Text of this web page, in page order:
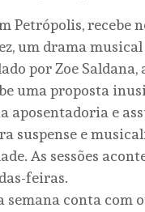
Petrópolis, recebe
um drama
por Zoe
uma proposta
aposentadoria e
suspense e
As sessões
feiras.
semana conta com